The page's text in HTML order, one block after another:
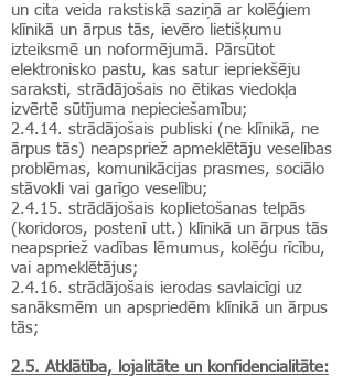
un cita veida rakstiskā saziņā ar kolēģiem
klīnikā un ārpus tās, ievēro lietišķumu
izteiksmē un noformējumā. Pārsūtot
elektronisko pastu, kas satur iepriekšēju
saraksti, strādājošais no ētikas viedokļa
izvērtē sūtījuma nepieciešamību;
2.4.14. strādājošais publiski (ne klīnikā, ne
ārpus tās) neapspriež apmeklētāju veselības
problēmas, komunikācijas prasmes, sociālo
stāvokli vai garīgo veselību;
2.4.15. strādājošais koplietošanas telpās
(koridoros, postenī utt.) klīnikā un ārpus tās
neapspriež vadības lēmumus, kolēģu rīcību,
vai apmeklētājus;
2.4.16. strādājošais ierodas savlaicīgi uz
sanāksmēm un apspriedēm klīnikā un ārpus
tās;
2.5. Atklātība, lojalitāte un konfidencialitāte: